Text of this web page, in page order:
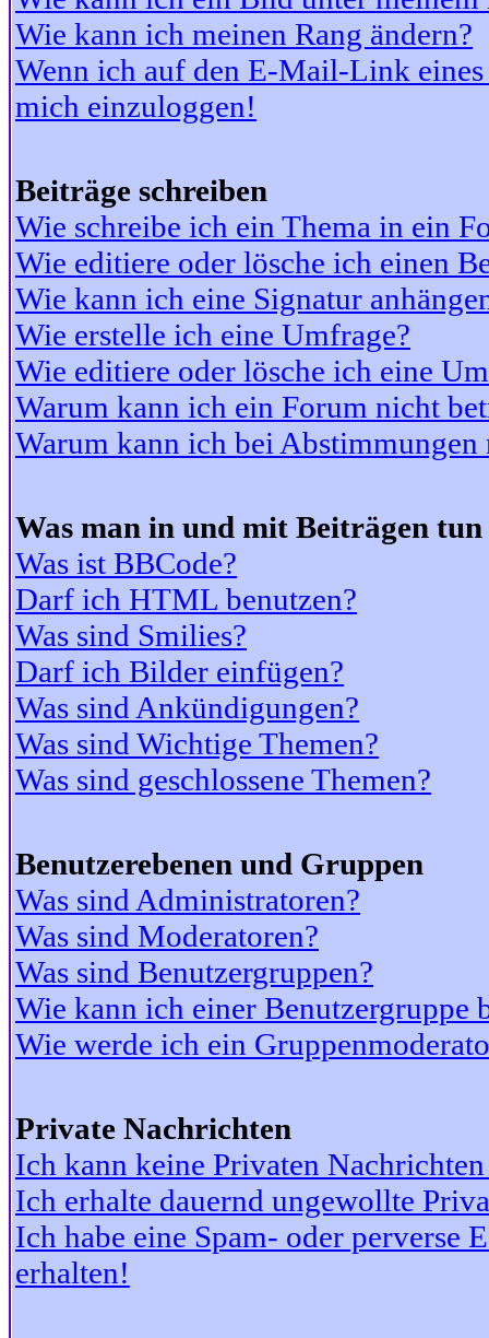
Wie kann ich meinen Rang ändern?
Wenn ich auf den E-Mail-Link
mich einzuloggen!
Beiträge schreiben
Wie schreibe ich ein Thema in ein
Wie editiere oder lösche ich einen
Wie kann ich eine Signatur
Wie erstelle ich eine Umfrage?
Wie editiere oder lösche ich eine
Warum kann ich ein Forum nicht
Warum kann ich bei
Was man in und mit Beiträgen
Was ist BBCode?
Darf ich HTML benutzen?
Was sind Smilies?
Darf ich Bilder einfügen?
Was sind Ankündigungen?
Was sind Wichtige Themen?
Was sind geschlossene Themen?
Benutzerebenen und Gruppen
Was sind Administratoren?
Was sind Moderatoren?
Was sind Benutzergruppen?
Wie kann ich einer Benutzergruppe
Wie werde ich ein
Private Nachrichten
Ich kann keine Privaten
Ich erhalte dauernd ungewollte
Ich habe eine Spam- oder perverse
erhalten!